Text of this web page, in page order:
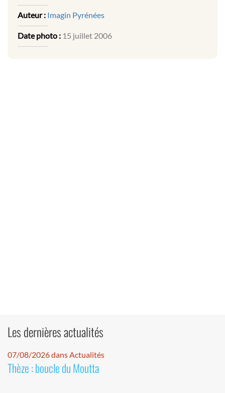
Auteur : Imagin Pyrénées
Date photo : 15 juillet 2006
Les dernières actualités
07/08/2026 dans Actualités
Thèze : boucle du Moutta